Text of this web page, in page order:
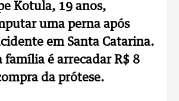
Kotula, 19 anos,
uma perna após
em Santa Catarina.
família é arrecadar R$ 8
da prótese.